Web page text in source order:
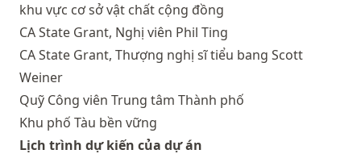
khu vực cơ sở vật chất cộng đồng
CA State Grant, Nghị viên Phil Ting
CA State Grant, Thượng nghị sĩ tiểu bang Scott
Weiner
Quỹ Công viên Trung tâm Thành phố
Khu phố Tàu bền vững
Lịch trình dự kiến ​​của dự án